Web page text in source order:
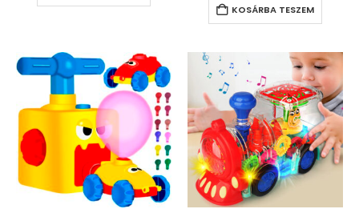
KOSÁRBA TESZEM